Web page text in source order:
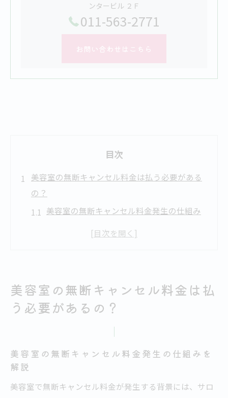
ンタービル ２Ｆ
011-563-2771
お問い合わせはこちら
目次
美容室の無断キャンセル料金は払う必要がある
の？
美容室の無断キャンセル料金発生の仕組み
美容室で料金請求されるケースとその背景
美容室の無断キャンセル料と法的根拠の関
美容室が無断キャンセル料請求を行う理由
美容室の無断キャンセル料金は払
う必要があるの？
美容室の無断キャンセル料金発生の仕組みを
解説
美容室で無断キャンセル料金が発生する背景には、サロ